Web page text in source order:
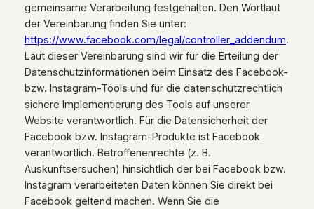
gemeinsame Verarbeitung festgehalten. Den Wortlaut
der Vereinbarung finden Sie unter:
https://www.facebook.com/legal/controller_addendum.
Laut dieser Vereinbarung sind wir für die Erteilung der
Datenschutzinformationen beim Einsatz des Facebook-
bzw. Instagram-Tools und für die datenschutzrechtlich
sichere Implementierung des Tools auf unserer
Website verantwortlich. Für die Datensicherheit der
Facebook bzw. Instagram-Produkte ist Facebook
verantwortlich. Betroffenenrechte (z. B.
Auskunftsersuchen) hinsichtlich der bei Facebook bzw.
Instagram verarbeiteten Daten können Sie direkt bei
Facebook geltend machen. Wenn Sie die